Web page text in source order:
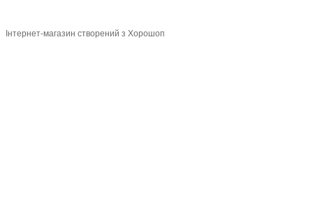
Інтернет-магазин створений з Хорошоп